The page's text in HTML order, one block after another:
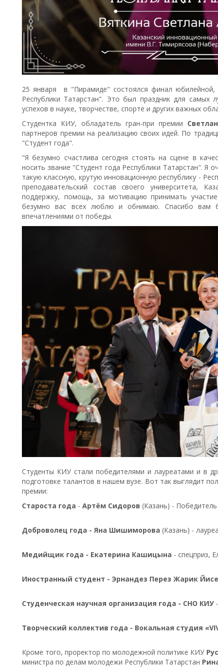
25 января в "Пирамиде" состоялся финал юбилейной,
Республики Татарстан". Это был праздник для самых
успехов в науке, творчестве, спорте и других важных
Студентка КИУ, обладатель гран-при премии
партнеров премии на реализацию своих идей. По
"Студент года".
"Я безумно счастлива сегодня стоять на сцене в
носить звание "Студент года Республики Татарстан". Я
такую классную, крутую инновационную республику -
преподавательский состав своего университета,
поддержку, помощь, за мотивацию принимать
безумно вас всех люблю и обнимаю. Спасибо вам
впечатлениями от победы.
Студенты КИУ стали победителями и лауреатами и в
подготовке талантов в нашем вузе. Вот так выглядит
премии:
Староста года - Артём Сидоров (Казань) - Победитель
Доброволец года - Яна Шишиморова (Казань) -
Медийщик года - Екатерина Кашицына - спецприз,
Иностранный студент - Эрнандез Перез Жарик
Студенческая научная организация года - СНО КИУ-
Творческий коллектив года - Вокальная студия
Кроме того, проректор по молодежной политике КИУ
министра по делам молодежи Республики Татарстан